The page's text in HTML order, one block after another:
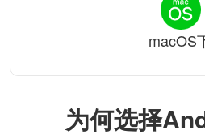
为何选择
macOS